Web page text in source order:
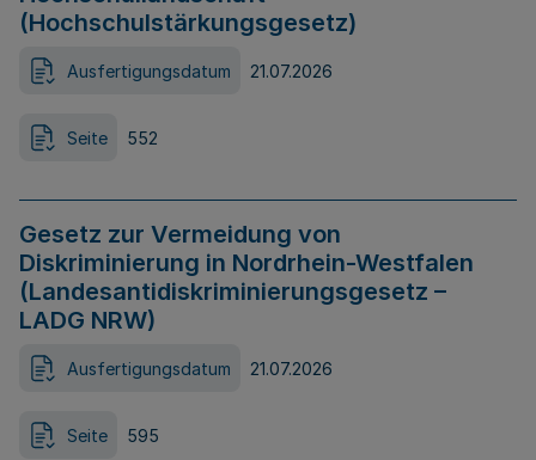
(Hochschulstärkungsgesetz)
Ausfertigungsdatum 21.07.2026
Seite 552
Gesetz zur Vermeidung von
Diskriminierung in Nordrhein-Westfalen
(Landesantidiskriminierungsgesetz –
LADG NRW)
Ausfertigungsdatum 21.07.2026
Seite 595